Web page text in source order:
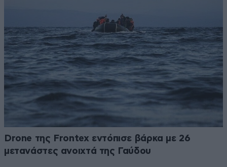
Drone της Frontex εντόπισε βάρκα με 26
μετανάστες ανοιχτά της Γαύδου